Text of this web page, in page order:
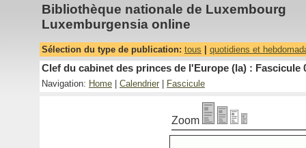
Bibliothèque nationale de Luxembourg
Luxemburgensia online
Sélection du type de publication: tous quotidiens et
Clef du cabinet des princes de l'Europe (la) : Fascicule
Navigation: Home Calendrier Fascicule
Zoom